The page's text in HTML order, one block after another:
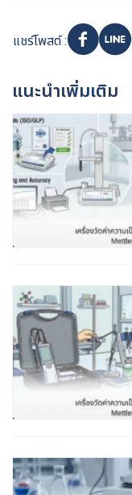
แชร์โพสต์ :
แนะนำเพิ่มเติม